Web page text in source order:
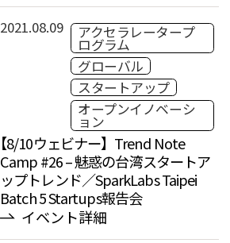
2021.08.09 アクセラレータープ
ログラム
グローバル
スタートアップ
オープンイノベーシ
ョン
【8/10ウェビナー】Trend Note
Camp #26 – 魅惑の台湾スタートア
ップトレンド／SparkLabs Taipei
Batch 5 Startups報告会
イベント詳細